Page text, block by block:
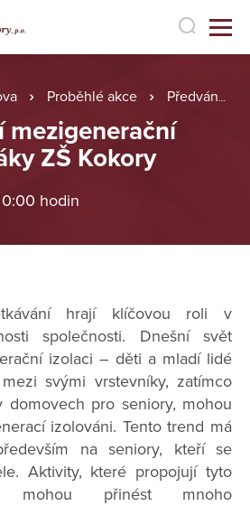
Proběhlé akce Předvánoční mezigenerační setkání se žáky ZŠ Kokory
mezigenerační
ZŠ Kokory
hodin
hrají klíčovou roli v
společnosti. Dnešní svět
izolaci – děti a mladí lidé
svými vrstevníky, zatímco
domovech pro seniory, mohou
izolováni. Tento trend má
na seniory, kteří se
Aktivity, které propojují tyto
mohou přinést mnoho